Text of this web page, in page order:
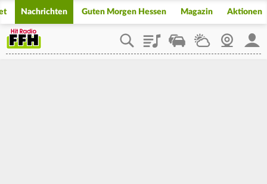
Nachrichten Guten Morgen Hessen Magazin Aktionen
PlaylistStaupilotWetterWebcam